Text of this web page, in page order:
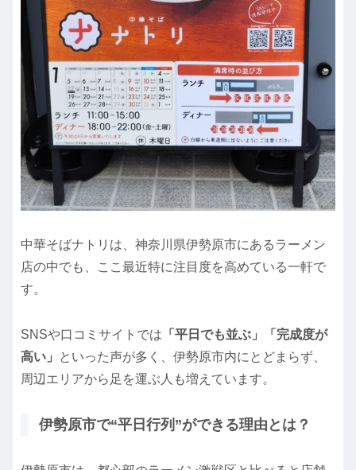
中華そばナトリは、神奈川県伊勢原市にあるラーメン
店の中でも、ここ最近特に注目度を高めている一軒で
す。
SNSや口コミサイトでは 「平日でも並ぶ」「完成度が
高い」
といった声が多く、伊勢原市内にとどまらず、
周辺エリアから足を運ぶ人も増えています。
伊勢原市で“平日行列”ができる理由とは？